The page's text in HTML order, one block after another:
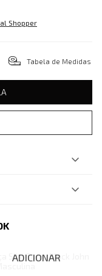
Shopper
Tabela de Medidas
GG
ADICIONAR